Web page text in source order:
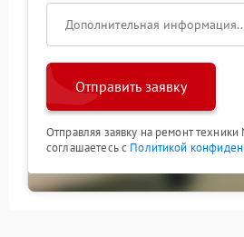
Отправить заявку
Отправляя заявку на ремонт
соглашаетесь с Политикой